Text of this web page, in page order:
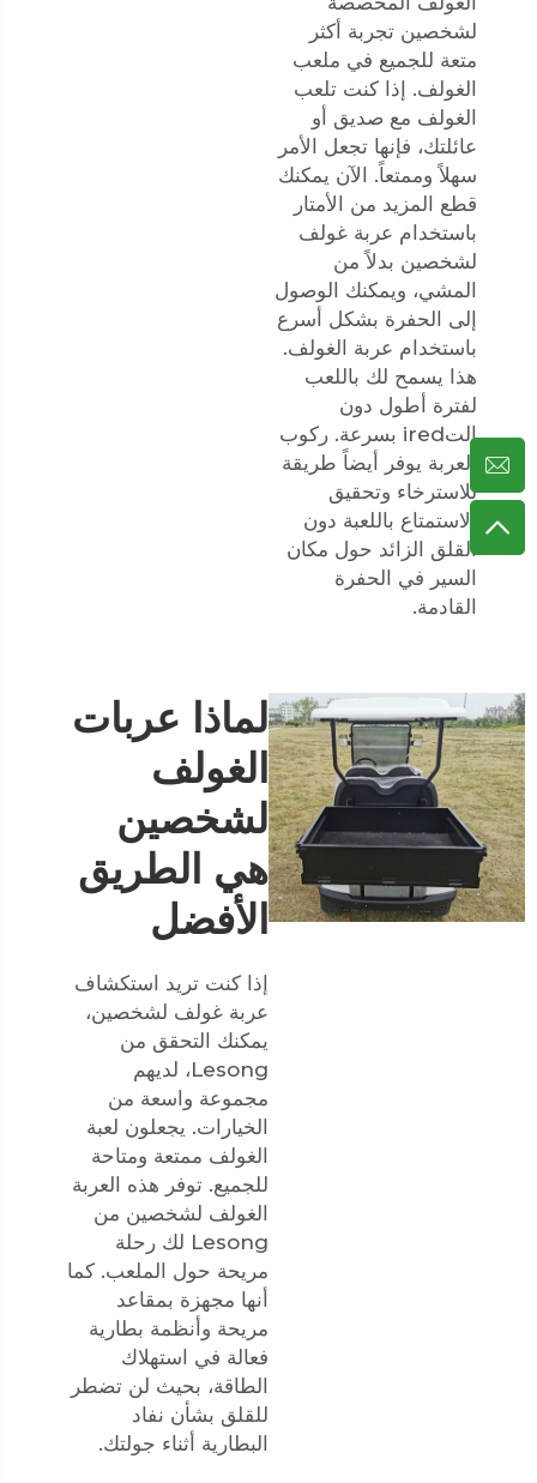
لشخصين تجربة أكثر
متعة للجميع في ملعب
الغولف. إذا كنت تلعب
الغولف مع صديق أو
عائلتك، فإنها تجعل الأمر
سهلاً وممتعاً. الآن يمكنك
قطع المزيد من الأمتار
باستخدام عربة غولف
لشخصين بدلاً من
المشي، ويمكنك الوصول
إلى الحفرة بشكل أسرع
باستخدام عربة الغولف.
هذا يسمح لك باللعب
لفترة أطول دون
التired بسرعة. ركوب
العربة يوفر أيضاً طريقة
للاسترخاء وتحقيق
الاستمتاع باللعبة دون
القلق الزائد حول مكان
السير في الحفرة
القادمة.
لماذا عربات
الغولف
لشخصين
هي الطريق
الأفضل
إذا كنت تريد استكشاف
عربة غولف لشخصين،
يمكنك التحقق من
Lesong، لديهم
مجموعة واسعة من
الخيارات. يجعلون لعبة
الغولف ممتعة ومتاحة
للجميع. توفر هذه العربة
الغولف لشخصين من
Lesong لك رحلة
مريحة حول الملعب. كما
أنها مجهزة بمقاعد
مريحة وأنظمة بطارية
فعالة في استهلاك
الطاقة، بحيث لن تضطر
للقلق بشأن نفاد
البطارية أثناء جولتك.